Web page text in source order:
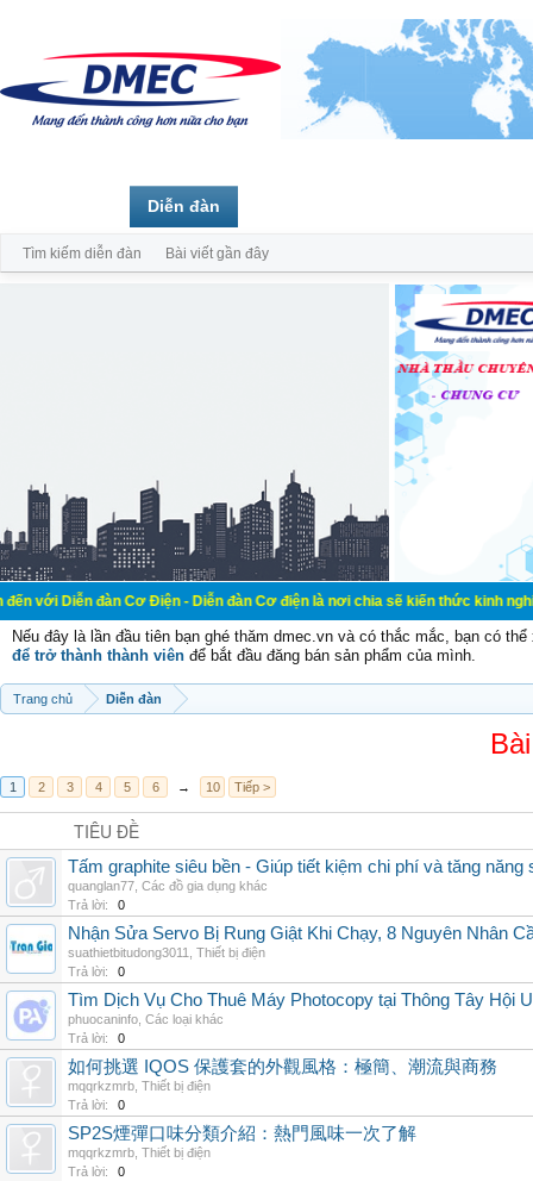
đàn Cơ Điện - Diễn đàn Cơ điện là nơi chia sẽ kiến thức kinh nghiệm
Nếu đây là lần đầu tiên bạn ghé thăm dmec.vn và có thắc mắc, bạn có
để trở thành thành viên để bắt đầu đăng bán sản phẩm của mình.
Trang chủ Diễn đàn
1 2 3 4 5 6 → 10 Tiếp >
TIÊU ĐỀ
Tấm graphite siêu bền - Giúp tiết kiệm chi phí và tăng năng
quanglan77 Các đồ gia dụng khác
Trả lời:
0
Nhận Sửa Servo Bị Rung Giật Khi Chạy, 8 Nguyên Nhân
suathietbitudong3011
Thiết bị điện
Trả lời:
0
Tìm Dịch Vụ Cho Thuê Máy Photocopy tại Thông Tây Hội
phuocaninfo Các loại khác
Trả lời:
0
如何挑選 IQOS 保護套的外觀風格：極簡、潮流與商務
mqqrkzmrb Thiết bị điện
Trả lời:
0
SP2S煙彈口味分類介紹：熱門風味一次了解
mqqrkzmrb Thiết bị điện
Trả lời:
0
Diễn đàn
Tìm kiếm diễn đàn Bài viết gần đây